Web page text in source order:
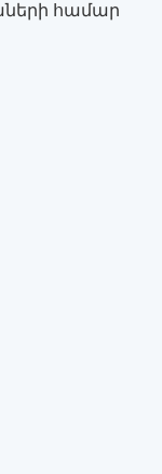
համար